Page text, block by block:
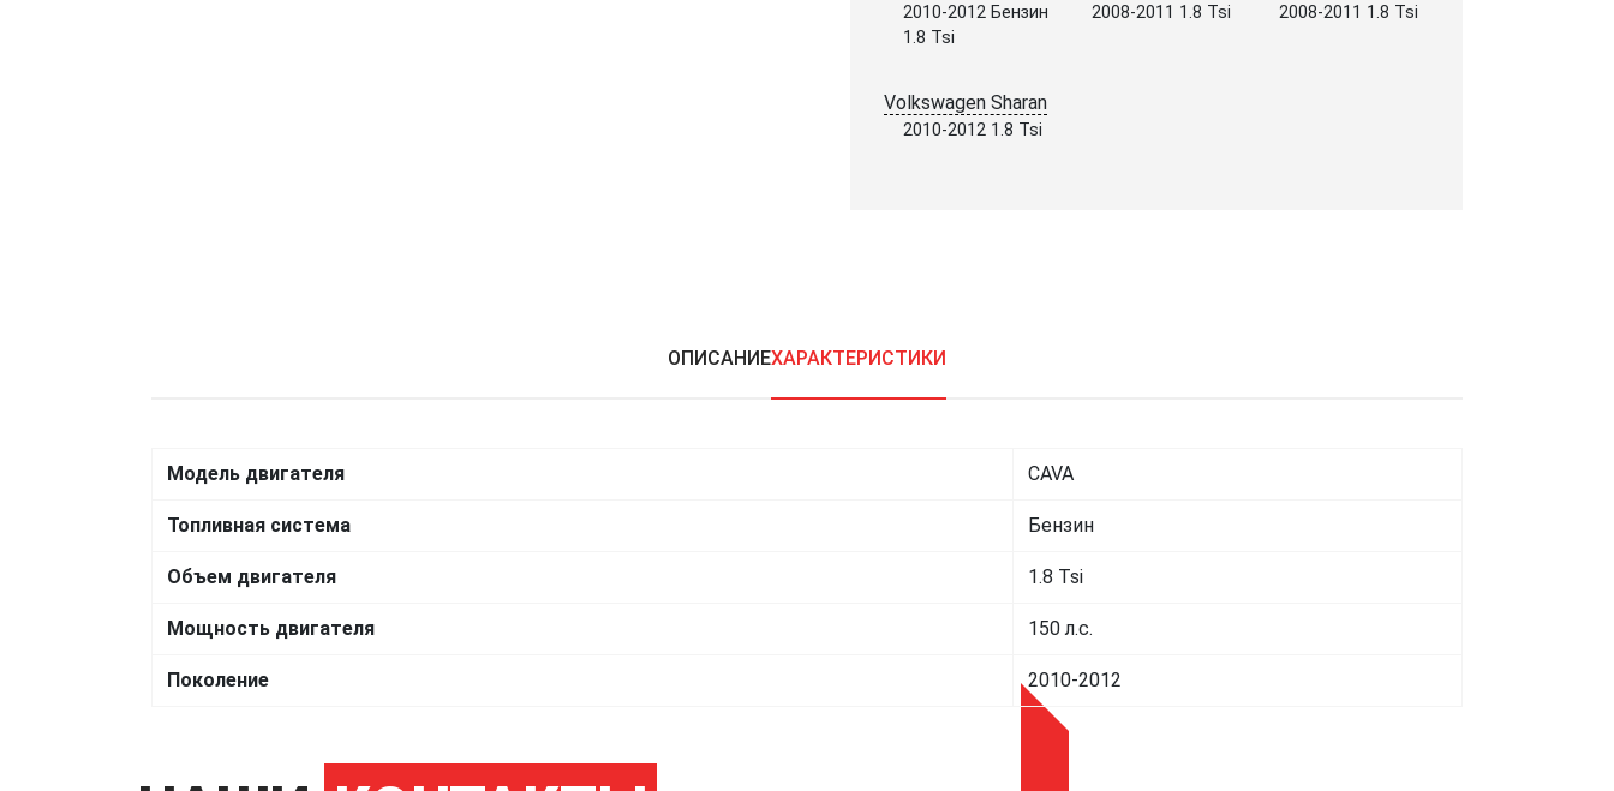
2010-2012 Бензин
1.8 Tsi
2008-2011 1.8 Tsi 2008-2011 1.8 Tsi
Volkswagen Sharan
2010-2012 1.8 Tsi
ОПИСАНИЕХАРАКТЕРИСТИКИ
Модель двигателя CAVA
Топливная система Бензин
Объем двигателя 1.8 Tsi
Мощность двигателя 150 л.с.
Поколение 2010-2012